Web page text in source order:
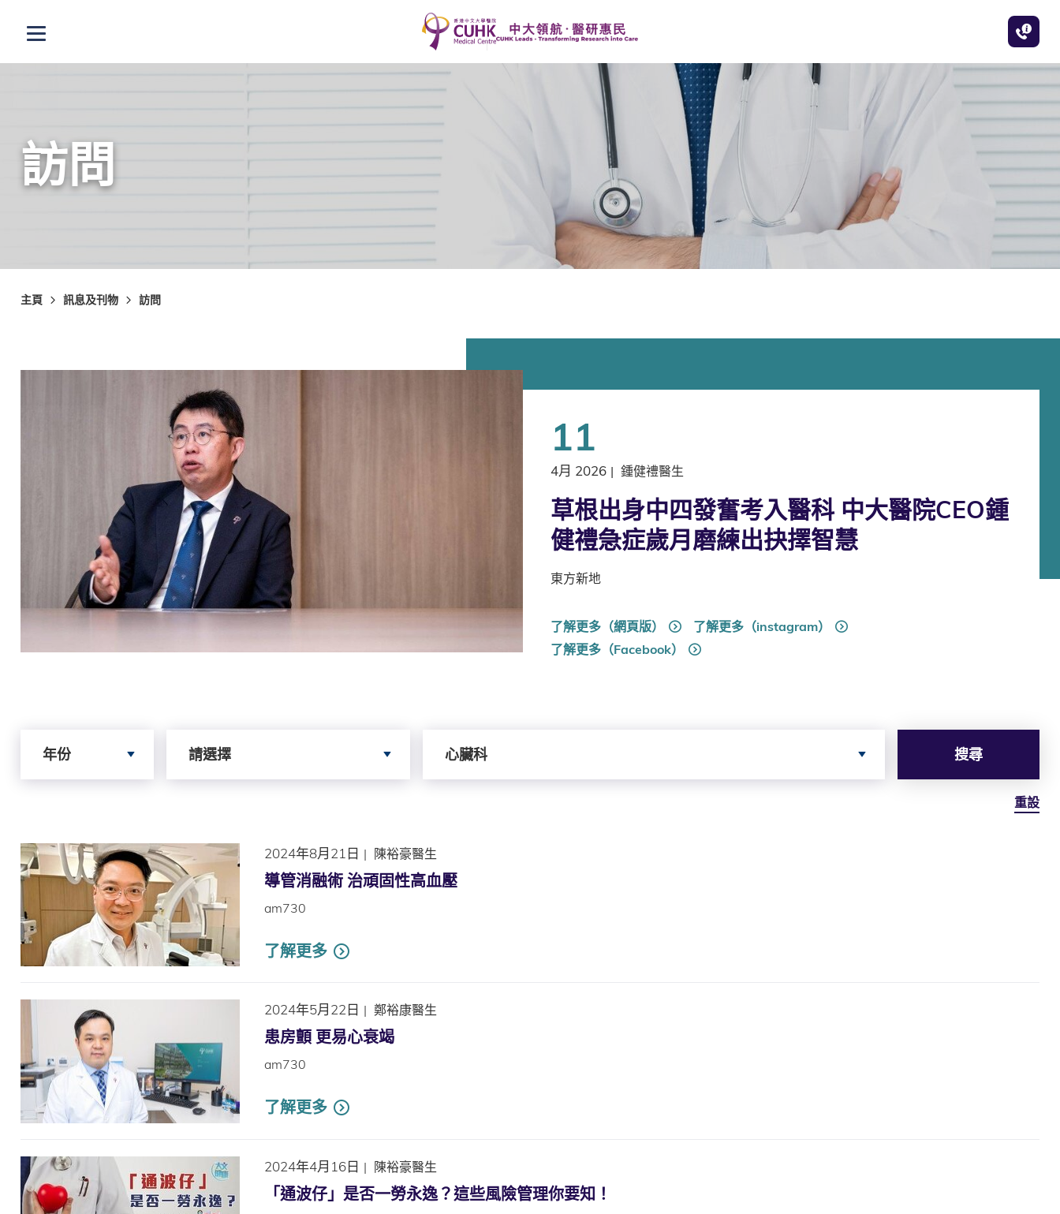
打開選單
訪問
主頁 訊息及刊物 訪問
11
4月 2026 | 鍾健禮醫生
草根出身中四發奮考入醫科 中大醫院CEO鍾
健禮急症歲月磨練出抉擇智慧
東方新地
了解更多（網頁版）
了解更多（instagram）
了解更多（Facebook）
年份 請選擇 心臟科 搜尋
重設
2024年8月21日 | 陳裕豪醫生
導管消融術 治頑固性高血壓
am730
了解更多
2024年5月22日 | 鄭裕康醫生
患房顫 更易心衰竭
am730
了解更多
2024年4月16日 | 陳裕豪醫生
「通波仔」是否一勞永逸？這些風險管理你要知！